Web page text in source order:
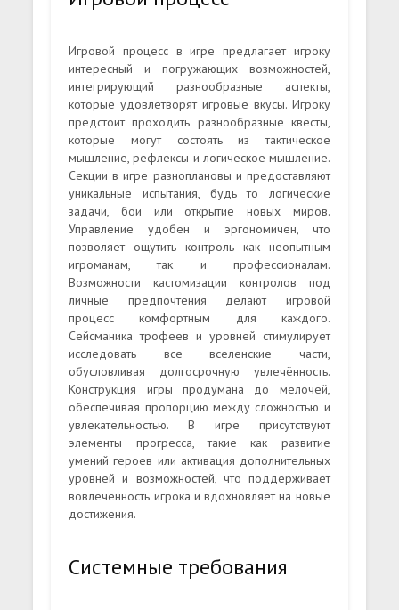
Игровой процесс в игре предлагает игроку
интересный и погружающих возможностей,
интегрирующий разнообразные аспекты,
которые удовлетворят игровые вкусы. Игроку
предстоит проходить разнообразные квесты,
которые могут состоять из тактическое
мышление, рефлексы и логическое мышление.
Секции в игре разноплановы и предоставляют
уникальные испытания, будь то логические
задачи, бои или открытие новых миров.
Управление удобен и эргономичен, что
позволяет ощутить контроль как неопытным
игроманам, так и профессионалам.
Возможности кастомизации контролов под
личные предпочтения делают игровой
процесс комфортным для каждого.
Сейсманика трофеев и уровней стимулирует
исследовать все вселенские части,
обусловливая долгосрочную увлечённость.
Конструкция игры продумана до мелочей,
обеспечивая пропорцию между сложностью и
увлекательностью. В игре присутствуют
элементы прогресса, такие как развитие
умений героев или активация дополнительных
уровней и возможностей, что поддерживает
вовлечённость игрока и вдохновляет на новые
достижения.
Системные требования